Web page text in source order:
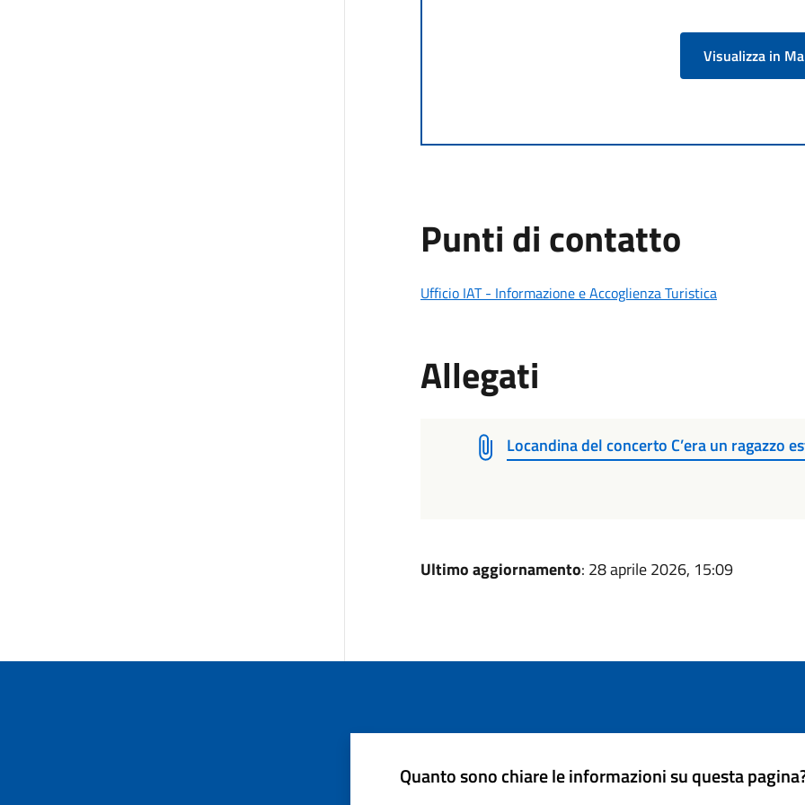
Visualizza in
Punti di contatto
Ufficio IAT - Informazione e Accoglienza Turistica
Allegati
Locandina del concerto C’era un ragazzo
Ultimo aggiornamento: 28 aprile 2026, 15:09
Quanto sono chiare le informazioni su questa